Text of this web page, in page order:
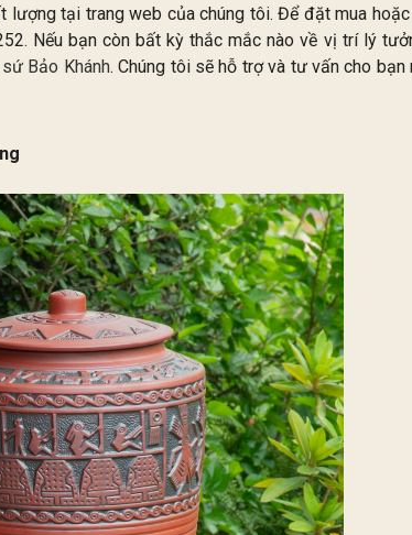
lượng tại trang web của chúng tôi. Để đặt mua
Nếu bạn còn bất kỳ thắc mắc nào về vị trí lý
Bảo Khánh. Chúng tôi sẽ hỗ trợ và tư vấn cho bạn